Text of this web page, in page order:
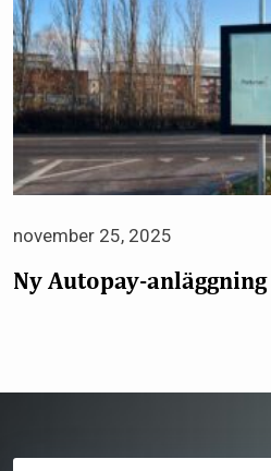
november 25, 2025
Ny Autopay-